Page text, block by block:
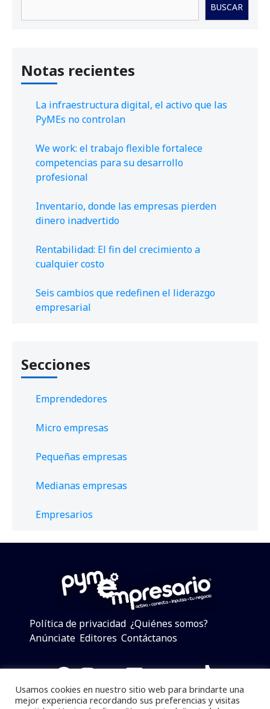
BUSCAR
Notas recientes
La infraestructura digital, el activo que las
PyMEs no controlan
We work: el trabajo flexible fortalece
competencias para su desarrollo
profesional
Inventario, donde las empresas pierden
dinero inadvertido
Rentabilidad: El fin del crecimiento a
cualquier costo
Seis cambios que redefinen el liderazgo
empresarial
Secciones
Emprendedores
Micro empresas
Pequeñas empresas
Medianas empresas
Empresarios
Política de privacidad ¿Quiénes somos?
Anúnciate Editores Contáctanos
Facebook
Instagram
Twitter
LinkedIn
Telegram
YouTube
TikTok
Usamos cookies en nuestro sitio web para brindarte una
mejor experiencia recordando sus preferencias y visitas